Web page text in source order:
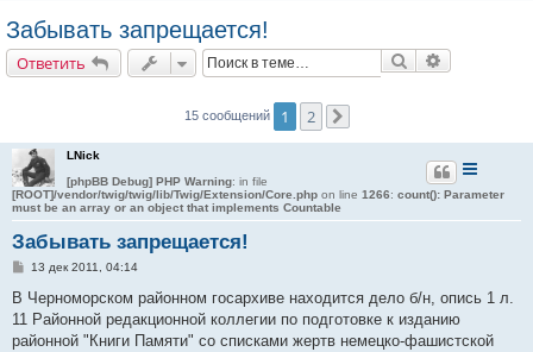
Забывать запрещается!
Ответить Поиск
15 сообщений 1 2
LNick
[phpBB Debug] PHP Warning: in file
[ROOT]/vendor/twig/twig/lib/Twig/Extension/Core.php on line 1266: count(): Parameter
must be an array or an object that implements Countable
Забывать запрещается!
С
о
щ
е
13 дек 2011, 04:14
В Черноморском районном госархиве находится дело б/н, опись 1 л.
11 Районной редакционной коллегии по подготовке к изданию
районной "Книги Памяти" со списками жертв немецко-фашистской